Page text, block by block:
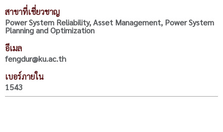
สาขาที่เชี่ยวชาญ
Power System Reliability, Asset Management, Power System
Planning and Optimization
อีเมล
fengdur@ku.ac.th
เบอร์ภายใน
1543